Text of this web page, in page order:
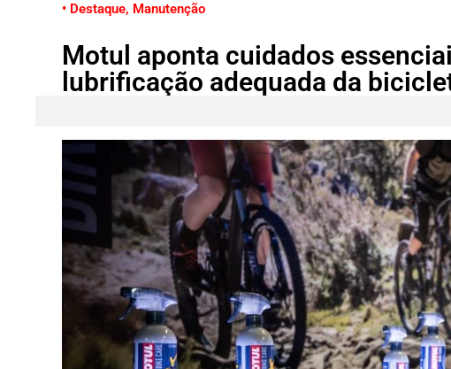
• Destaque, Manutenção
Motul aponta cuidados
lubrificação adequada da